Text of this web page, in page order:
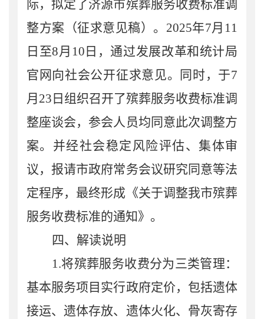
际，拟定了济源市殡葬服务收费标准调
整方案（征求意见稿）。2025年7月11
日至8月10日，通过发展改革和统计局
官网向社会公开征求意见。同时，于7
月23日组织召开了殡葬服务收费标准调
整座谈会，参会人员均同意此次调整方
案。并经社会稳定风险评估、集体审
议，报请市政府常务会议研究同意等法
定程序，最终形成《关于调整我市殡葬
服务收费标准的通知》。
四、解读说明
1.将殡葬服务收费分为三类管理：
基本服务项目实行政府定价，包括遗体
接运、遗体存放、遗体火化、骨灰寄存